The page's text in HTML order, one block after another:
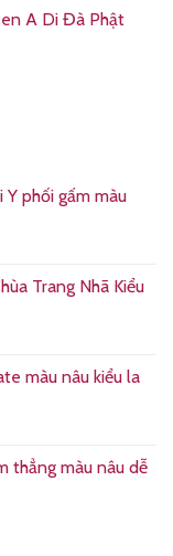
₫.
A Di Đà Phật
phối gấm màu
Trang Nhã Kiểu
₫.
màu nâu kiểu la
thẳng màu nâu dễ